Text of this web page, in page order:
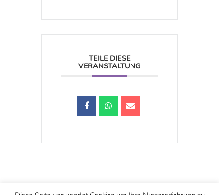
TEILE DIESE
VERANSTALTUNG
Schwarzstraße 25, 5020 Salzburg